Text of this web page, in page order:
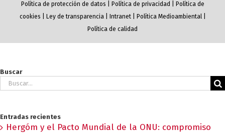
Política de protección de datos Política de privacidad
Política de
cookies
Ley de transparencia| Intranet| Política Medioambiental|
Política de calidad
Buscar
Buscar:
Entradas recientes
Hergóm y el Pacto Mundial de la ONU: compromiso